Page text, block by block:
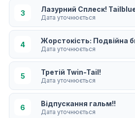
3 Лазурний Сплеск!
Дата уточнюється
4 Жорстокість: Подвійна
Дата уточнюється
5 Третій Twin-Tail!
Дата уточнюється
6 Відпускання гальм!!
Дата уточнюється